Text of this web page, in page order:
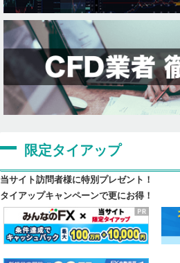
限定タイアップ
当サイト訪問者様に特別プレゼント！
タイアップキャンペーンで更にお得！